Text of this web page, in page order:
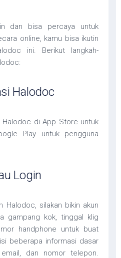
dan bisa percaya untuk
online, kamu bisa ikutin
ini. Berikut langkah-
Halodoc
Halodoc di App Store untuk
Play untuk pengguna
Login
Halodoc, silakan bikin akun
gampang kok, tinggal klig
handphone untuk buat
beberapa informasi dasar
dan nomor telepon.